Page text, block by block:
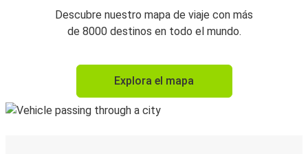
Descubre nuestro mapa de viaje con más
de 8000 destinos en todo el mundo.
Explora el mapa